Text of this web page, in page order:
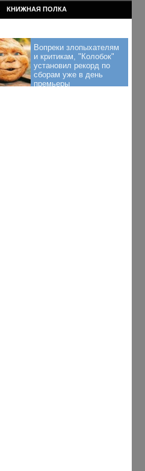
КНИЖНАЯ ПОЛКА
Вопреки злопыхателям
и критикам, "Колобок"
установил рекорд по
сборам уже в день
премьеры